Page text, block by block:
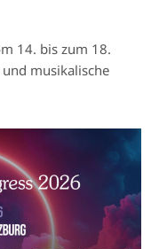
14. bis zum 18.
musikalische